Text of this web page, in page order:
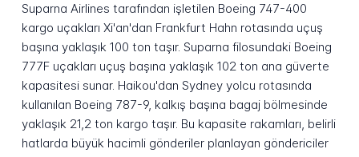
Suparna Airlines tarafından işletilen Boeing 747-400
kargo uçakları Xi'an'dan Frankfurt Hahn rotasında uçuş
başına yaklaşık 100 ton taşır. Suparna filosundaki Boeing
777F uçakları uçuş başına yaklaşık 102 ton ana güverte
kapasitesi sunar. Haikou'dan Sydney yolcu rotasında
kullanılan Boeing 787-9, kalkış başına bagaj bölmesinde
yaklaşık 21,2 ton kargo taşır. Bu kapasite rakamları, belirli
hatlarda büyük hacimli gönderiler planlayan göndericiler